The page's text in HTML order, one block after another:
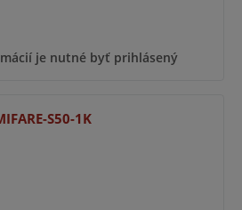
je nutné byť prihlásený
S50-1K